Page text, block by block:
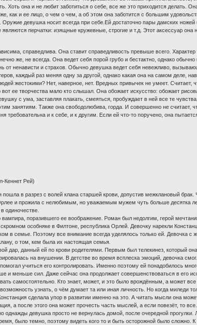
Хоть она и не любит заботиться о себе, все же это приходится делать.
как и ее лицо, о чем о чем, а об этом она заботится с большим
девушка носит всегда при себе.Ей достаточно пары дамских
перчатки: изящные кружевные, строгие и т.д. Этот аксессуар она
справедлива. Она ставит справедливость превыше всего.
же, не всегда. Она ведет себя порой грубо и бестактно, однако
от ненависти и страхов. Обычно девушка ведет себя невежливо,
каждый раз меняя одну за другой, однако какая она на самом деле,
жестокими? Нет, наверное, нет. Вредных привычек не умеет. Считает,
ее творчества мало кто слышал. Она обожает искусство: обожает
с ума, заставляя плакать, смеяться, пробуждает в ней все те
занятиям. Также она свободолюбива, горда. И совершенно не считает,
требовательна и к себе, и к другим. Если ей что-то поручено, она
Кеннет Рей)
пошла в разрез с волей клана старшей крови, допустив межклановый
и прожила с нелюбимым, но уважаемым мужем чуть больше десятка
одиночестве.
поразившего ее воображение. Роман был недолгим, герой
особняке в Филтоне, республика Орлей. Девочку нарекли
в семье. Поэтому все внимание всегда уделялось только ей. Девочка
о том, кем была их настоящая семья.
дар, данный ей по крови родителями. Первым был телекинез, который
на внушении. В детстве во время всплеска эмоций, девочка
учиться его контролировать. Именно поэтому ей понадобилось
и меньше сил. Даже сейчас она продолжает совершенствоваться в его
самостоятельно. Кто знает, может, и это было врождённым, а может
узнать, о чём думает та или иная личность. Но когда миледи
сделала упор в развитии именно на это. А читать мысли она
а после этого она может прочесть часть мыслей, а если повезёт, то все.
однажды девушка просто не вернулась домой, после очередной
было темно, поэтому видеть кого то и быть осторожной было сложно.